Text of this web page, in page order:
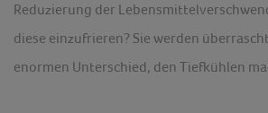
Reduzierung der
diese einzufrieren? Sie werden
enormen Unterschied, den Tiefkühlen